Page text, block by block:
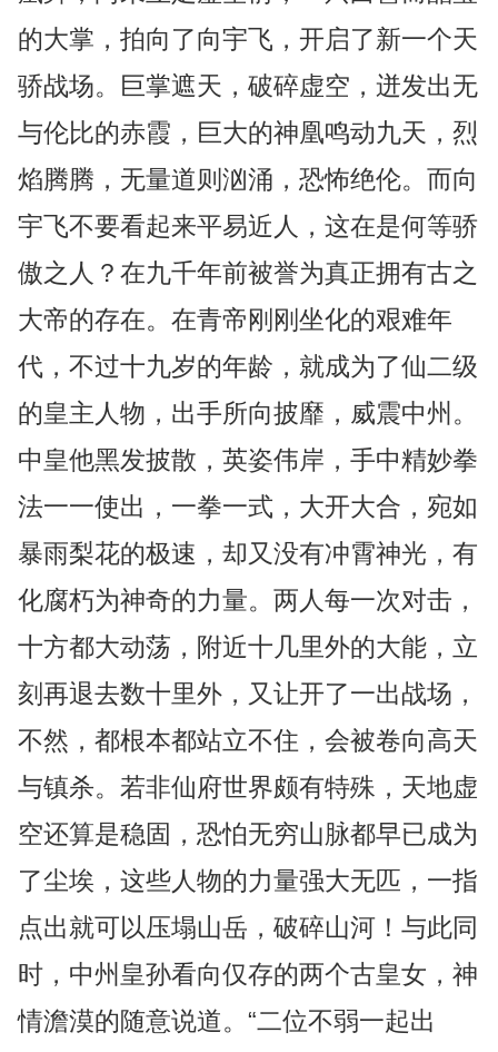
的大掌，拍向了向宇飞，开启了新一个天
骄战场。巨掌遮天，破碎虚空，迸发出无
与伦比的赤霞，巨大的神凰鸣动九天，烈
焰腾腾，无量道则汹涌，恐怖绝伦。而向
宇飞不要看起来平易近人，这在是何等骄
傲之人？在九千年前被誉为真正拥有古之
大帝的存在。在青帝刚刚坐化的艰难年
代，不过十九岁的年龄，就成为了仙二级
的皇主人物，出手所向披靡，威震中州。
中皇他黑发披散，英姿伟岸，手中精妙拳
法一一使出，一拳一式，大开大合，宛如
暴雨梨花的极速，却又没有冲霄神光，有
化腐朽为神奇的力量。两人每一次对击，
十方都大动荡，附近十几里外的大能，立
刻再退去数十里外，又让开了一出战场，
不然，都根本都站立不住，会被卷向高天
与镇杀。若非仙府世界颇有特殊，天地虚
空还算是稳固，恐怕无穷山脉都早已成为
了尘埃，这些人物的力量强大无匹，一指
点出就可以压塌山岳，破碎山河！与此同
时，中州皇孙看向仅存的两个古皇女，神
情澹漠的随意说道。“二位不弱一起出